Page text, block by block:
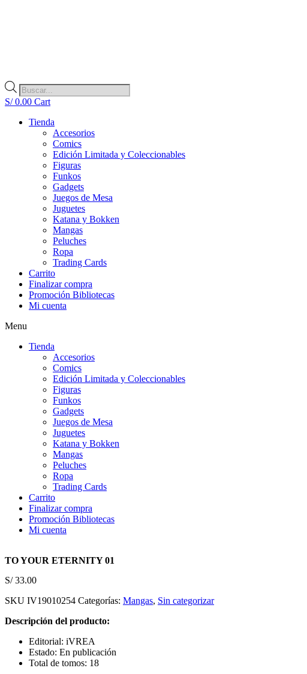
Búsqueda
de
productos
S/0.00 Cart
Tienda
Accesorios
Comics
Edición Limitada y Coleccionables
Figuras
Funkos
Gadgets
Juegos de Mesa
Juguetes
Katana y Bokken
Mangas
Peluches
Ropa
Trading Cards
Carrito
Finalizar compra
Promoción Bibliotecas
Mi cuenta
Menu
Tienda
Accesorios
Comics
Edición Limitada y Coleccionables
Figuras
Funkos
Gadgets
Juegos de Mesa
Juguetes
Katana y Bokken
Mangas
Peluches
Ropa
Trading Cards
Carrito
Finalizar compra
Promoción Bibliotecas
Mi cuenta
TO YOUR ETERNITY 01
S/33.00
SKU IV19010254 Categorías: Mangas, Sin categorizar
Descripción del producto:
Editorial: iVREA
Estado: En publicación
Total de tomos: 18